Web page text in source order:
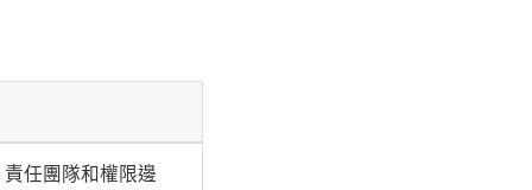
任團隊和權限邊